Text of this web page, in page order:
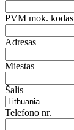
PVM mok. kodas
Adresas
Miestas
Šalis
Telefono nr.